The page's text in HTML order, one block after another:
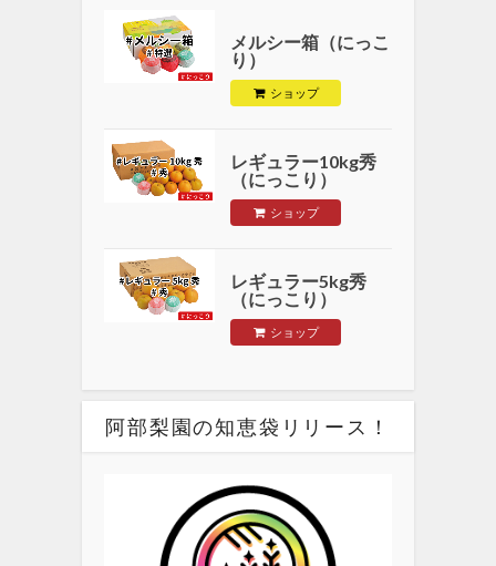
メルシー箱（にっこ
り）
ショップ
レギュラー10kg秀
（にっこり）
ショップ
レギュラー5kg秀
（にっこり）
ショップ
阿部梨園の知恵袋リリース！